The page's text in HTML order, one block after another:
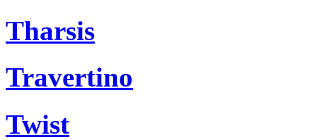
Tharsis
Travertino
Twist